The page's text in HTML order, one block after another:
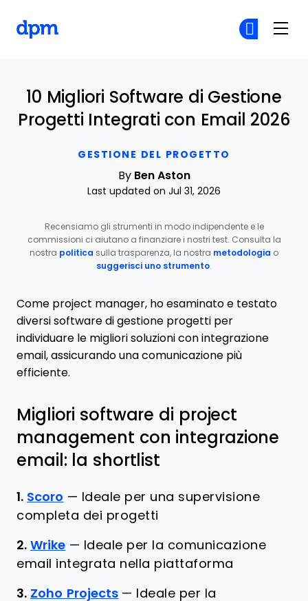
GESTIONE DEL PROGETTO
10 Migliori Software di Gestione
Progetti Integrati con Email 2026
By Ben Aston
Last updated on Jul 31, 2026
Recensiamo gli strumenti in modo indipendente e le
commissioni ci aiutano a finanziare i nostri test. Consulta la
nostra politica sulla trasparenza, la nostra metodologia o
suggerisci uno strumento.
Come project manager, ho esaminato e testato
diversi software di gestione progetti per
individuare le migliori soluzioni con integrazione
email, assicurando una comunicazione più
efficiente.
Migliori software di project
management con integrazione
email: la shortlist
1. Scoro — Ideale per una supervisione
completa dei progetti​
2. Wrike — Ideale per la comunicazione
email integrata nella piattaforma
3. Zoho Projects —
Ideale per la